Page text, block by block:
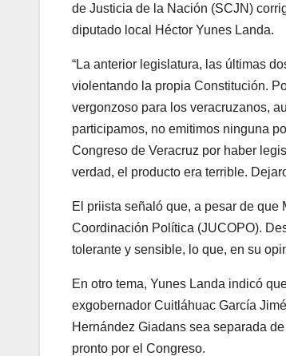
de Justicia de la Nación (SCJN)
diputado local Héctor Yunes Landa.
“La anterior legislatura, las últimas
violentando la propia Constitución.
vergonzoso para los veracruzanos,
participamos, no emitimos ninguna
Congreso de Veracruz por haber
verdad, el producto era terrible.
El priista señaló que, a pesar de
Coordinación Política (JUCOPO).
tolerante y sensible, lo que, en su
En otro tema, Yunes Landa indicó
exgobernador Cuitláhuac García
Hernández Giadans sea separada
pronto por el Congreso.